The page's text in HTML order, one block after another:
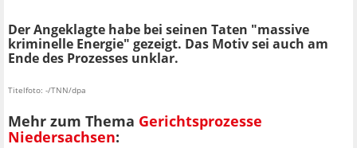
Der Angeklagte habe bei seinen Taten "massive
kriminelle Energie" gezeigt. Das Motiv sei auch am
Ende des Prozesses unklar.
Titelfoto: -/TNN/dpa
Mehr zum Thema Gerichtsprozesse
Niedersachsen: